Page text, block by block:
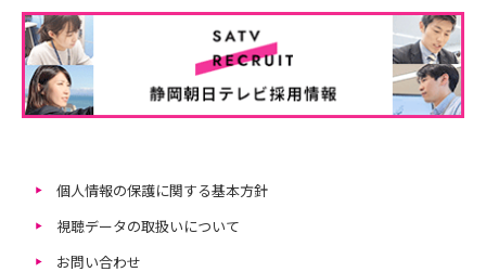
個人情報の保護に関する基本方針
視聴データの取扱いについて
お問い合わせ